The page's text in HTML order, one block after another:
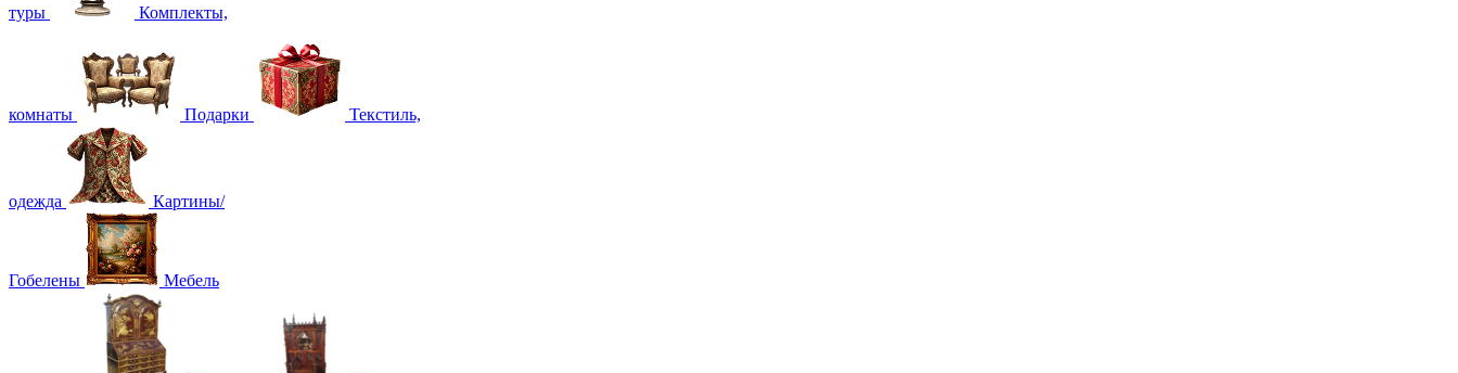
туры Комплекты,
комнаты Подарки Текстиль,
одежда Картины/
Гобелены Мебель